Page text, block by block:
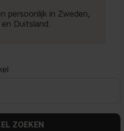
persoonlijk in Zweden,
Duitsland.
ZOEKEN